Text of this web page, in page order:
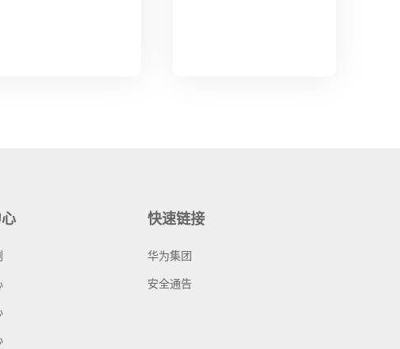
快速链接
华为集团
安全通告